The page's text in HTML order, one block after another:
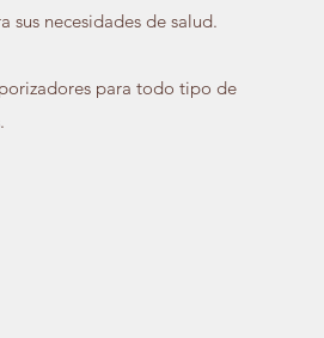
necesidades de salud.
para todo tipo de